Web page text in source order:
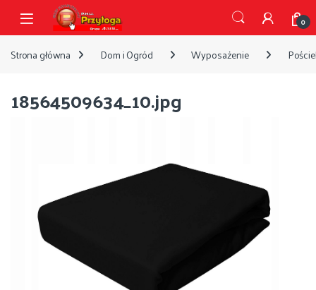
Przejdź do nawigacji
Przejdź do treści
Open 0
Strona główna Dom i Ogród Wyposażenie
18564509634_10.jpg